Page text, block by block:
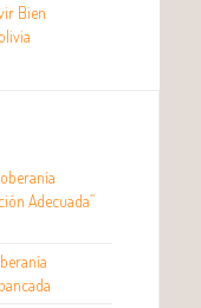
Bien
Adecuada”